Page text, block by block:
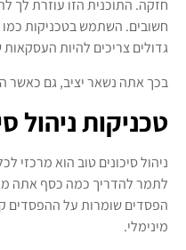
חזקה. התוכנית הזו עוזרת לך
חשובים. השתמש בטכניקות
גדולים צריכים להיות
בכך אתה נשאר יציב, גם כאשר
טכניקות ניהול
ניהול סיכונים טוב הוא מרכזי
לתמר להדריך כמה כסף אתה
הפסדים שומרות על ההפסדים
מינימלי.